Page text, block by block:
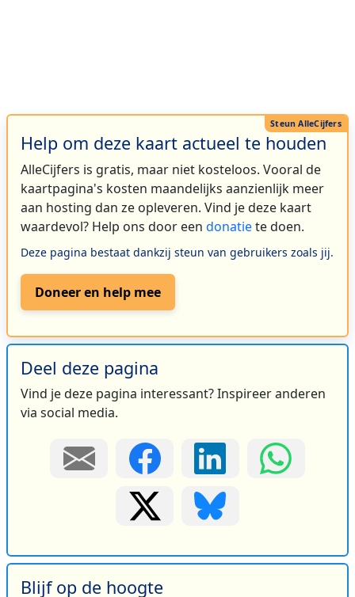
Help om deze kaart actueel te houden
AlleCijfers is gratis, maar niet kosteloos. Vooral de
kaartpagina's kosten maandelijks aanzienlijk meer
aan hosting dan ze opleveren. Vind je deze kaart
waardevol? Help ons door een donatiete doen.
Deze pagina bestaat dankzij steun van gebruikers zoals jij.
Doneer en help mee
Deel deze pagina
Vind je deze pagina interessant? Inspireer anderen
via social media.
Blijf op de hoogte